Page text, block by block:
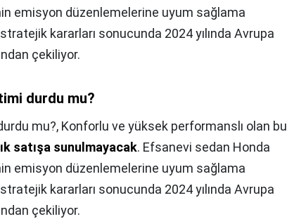
emisyon düzenlemelerine uyum sağlama
kararları sonucunda 2024 yılında Avrupa
çekiliyor.
durdu mu?
mu?, Konforlu ve yüksek performanslı olan bu
satışa sunulmayacak. Efsanevi sedan Honda
emisyon düzenlemelerine uyum sağlama
kararları sonucunda 2024 yılında Avrupa
çekiliyor.